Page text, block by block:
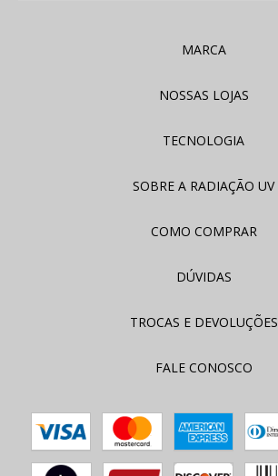
MARCA
NOSSAS LOJAS
TECNOLOGIA
SOBRE A RADIAÇÃO UV
COMO COMPRAR
DÚVIDAS
TROCAS E DEVOLUÇÕES
FALE CONOSCO